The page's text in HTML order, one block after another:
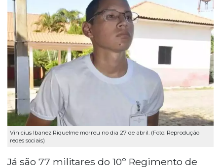
Vinicius Ibanez Riquelme morreu no dia 27 de abril. (Foto: Reprodução
redes sociais)
Já são 77 militares do 10º Regimento de